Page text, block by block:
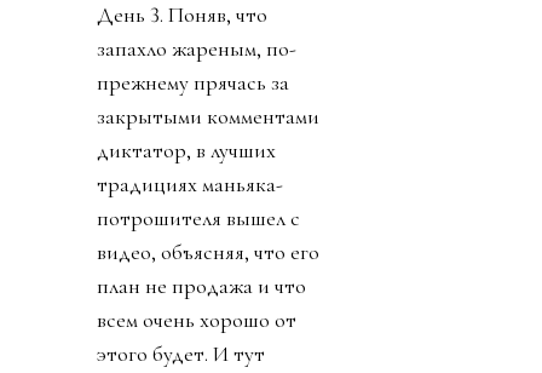
День 3. Поняв, что
запахло жареным, по-
прежнему прячась за
закрытыми комментами
диктатор, в лучших
традициях маньяка-
потрошителя вышел с
видео, объясняя, что его
план не продажа и что
всем очень хорошо от
этого будет. И тут